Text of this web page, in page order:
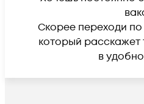
Скорее переходи по
который расскажет
в